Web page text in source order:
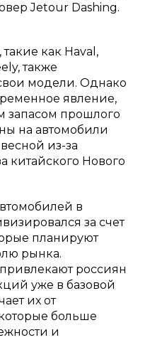
Jetour Dashing.
как Haval,
также
модели. Однако
явление,
запасом прошлого
на автомобили
из-за
китайского Нового
в
за счет
планируют
рынка.
россиян
уже в базовой
их от
больше
и